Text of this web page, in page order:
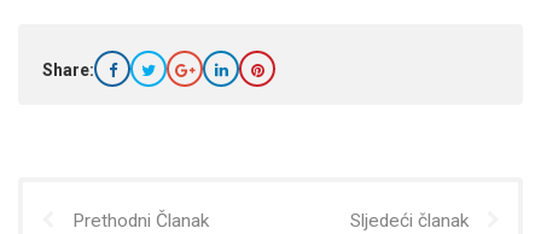
Share:
Prethodni Članak Sljedeći članak